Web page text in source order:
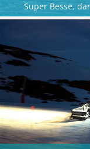
Super Besse,